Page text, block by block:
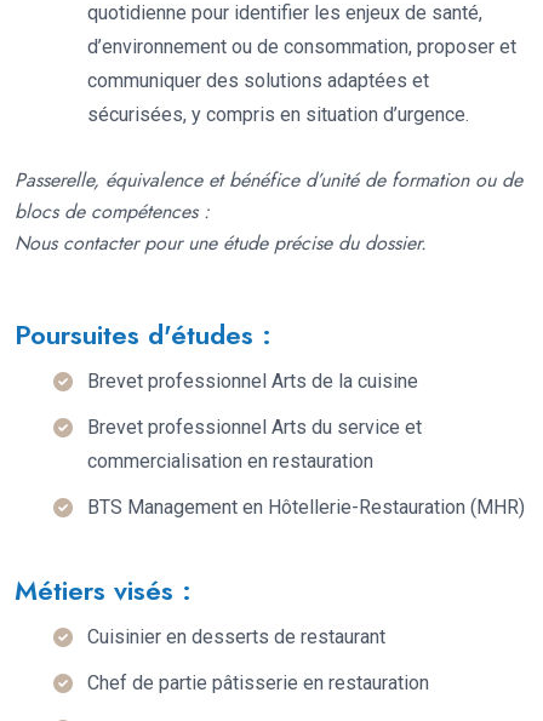
quotidienne pour identifier les enjeux de santé,
d’environnement ou de consommation, proposer et
communiquer des solutions adaptées et
sécurisées, y compris en situation d’urgence.
Passerelle, équivalence et bénéfice d’unité de formation ou de
blocs de compétences :
Nous contacter pour une étude précise du dossier.
Poursuites d'études :
Brevet professionnel Arts de la cuisine
Brevet professionnel Arts du service et
commercialisation en restauration
BTS Management en Hôtellerie-Restauration (MHR)
Métiers visés :
Cuisinier en desserts de restaurant
Chef de partie pâtisserie en restauration